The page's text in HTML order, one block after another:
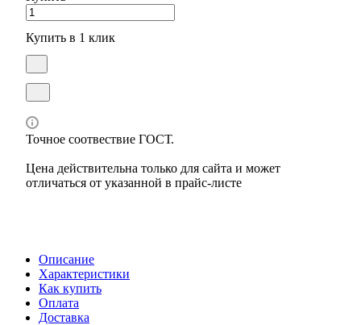
Купить в 1 клик
Точное соотвествие ГОСТ.
Цена действительна только для сайта и может
отличаться от указанной в прайс-листе
Описание
Характеристики
Как купить
Оплата
Доставка